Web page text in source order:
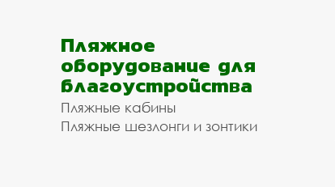
Пляжное
оборудование для
благоустройства
Пляжные кабины
Пляжные шезлонги и зонтики